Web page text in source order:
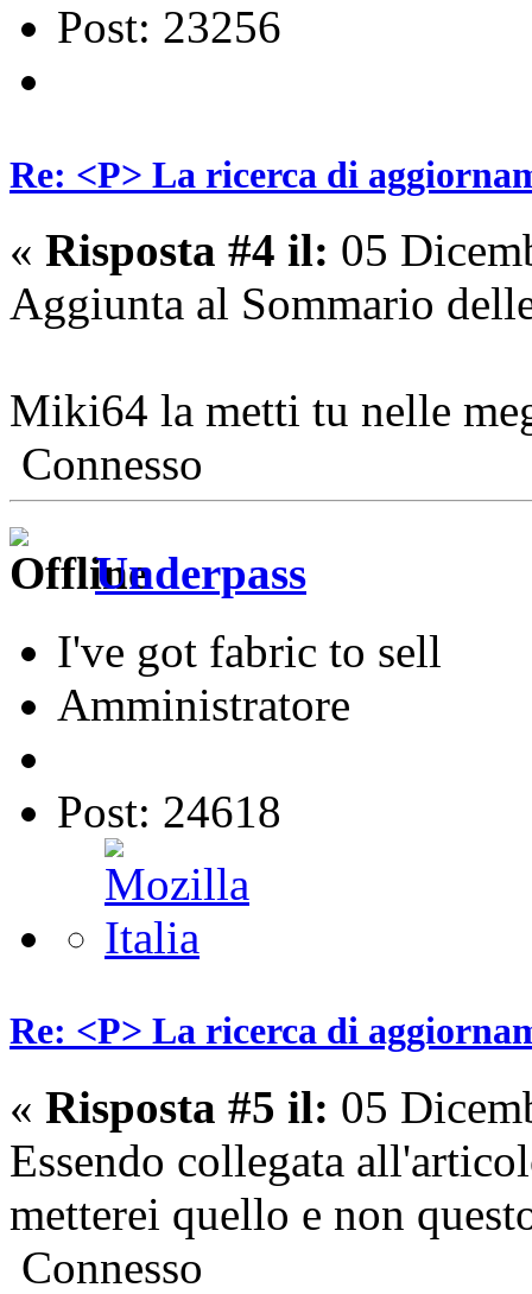
Post: 23256
Re: <P> La ricerca di
« Risposta #4 il: 05
Aggiunta al Sommario
Miki64 la metti tu nelle
Connesso
Underpass
I've got fabric to sell
Amministratore
Post: 24618
Re: <P> La ricerca di
« Risposta #5 il: 05
Essendo collegata
metterei quello e non
Connesso